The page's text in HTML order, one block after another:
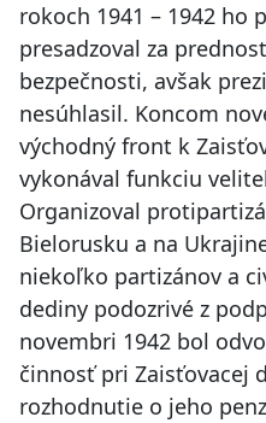
rokoch 1941 – 1942 ho
presadzoval za
bezpečnosti, avšak
nesúhlasil. Koncom
východný front k
vykonával funkciu
Organizoval
Bielorusku a na
niekoľko partizánov a
dediny podozrivé z
novembri 1942 bol
činnosť pri Zaisťovacej
rozhodnutie o jeho